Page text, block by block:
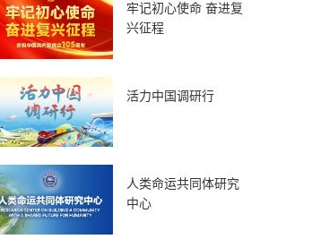
牢记初心使命 奋进复
兴征程
活力中国调研行
人类命运共同体研究
中心